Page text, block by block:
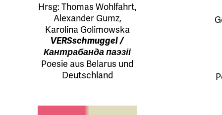
Hrsg:Thomas Wohlfahrt,
Alexander Gumz,
Karolina Golimowska
VERSschmuggel /
Кантрабанда паэзіі
Poesie aus Belarus und
Deutschland